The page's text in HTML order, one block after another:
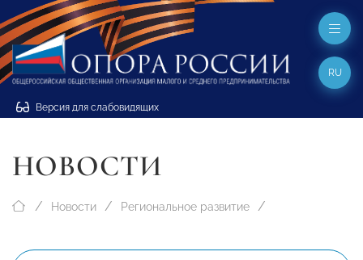
Версия для слабовидящих
RU
НОВОСТИ
Новости Региональное развитие